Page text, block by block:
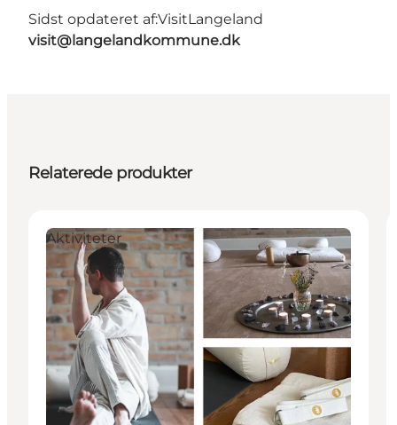
Sidst opdateret af:VisitLangeland
visit@langelandkommune.dk
Relaterede produkter
Aktiviteter